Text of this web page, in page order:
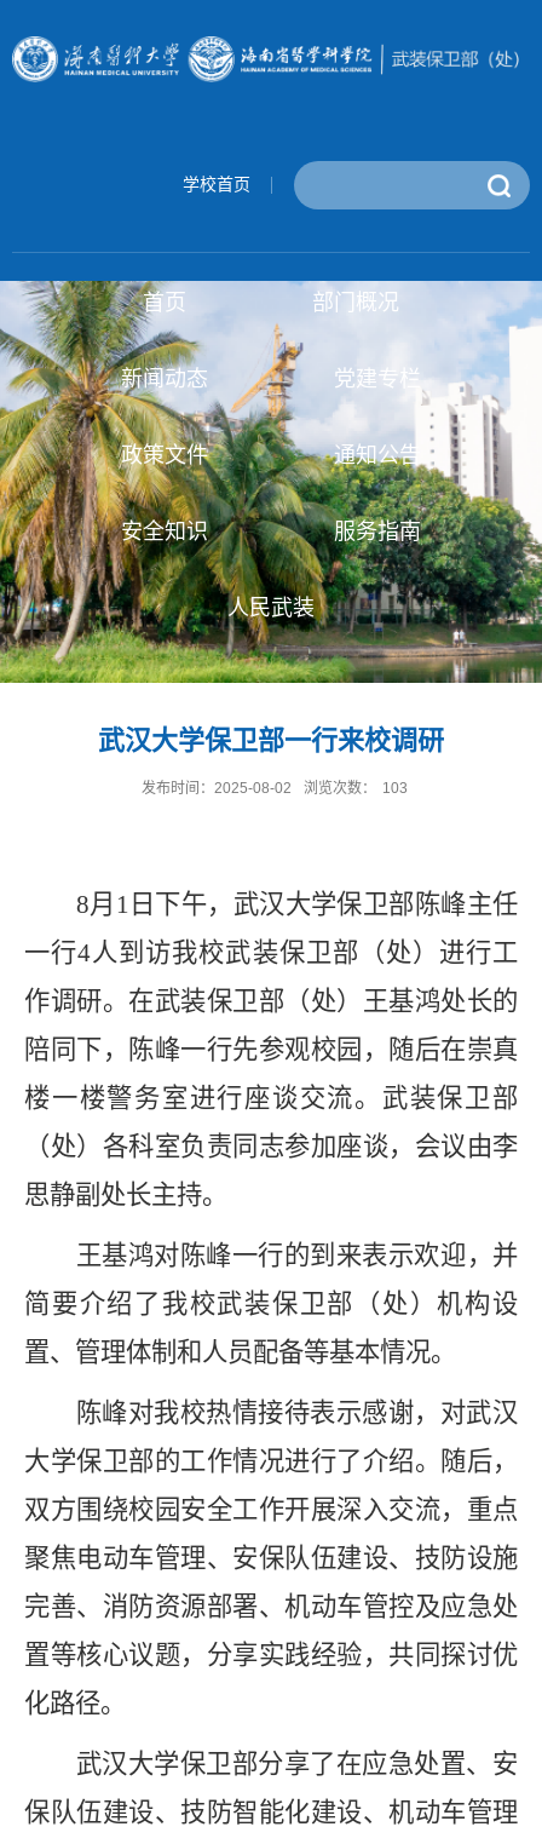
学校首页
首页 部门概况
新闻动态 党建专栏
政策文件 通知公告
安全知识 服务指南
人民武装
武汉大学保卫部一行来校调研
发布时间：2025-08-02 浏览次数： 103
8月1日 下午，武汉大学保卫部 陈峰主任
一行4人到访我校武装保卫部（处） 进行工
作调研。在武装保卫部（处）王基鸿处长的
陪同下，陈峰一行先参观校园，随后在崇真
楼一楼警务室进行座谈交流。 武装保卫部
（处）各科室负责同志参加座谈，会议由李
思静副 处长主持。
王基鸿对 陈峰一行的到来表示欢迎，并
简要介绍了 我校武装保卫部 （处）机构设
置、管理体制和人员配备等基本情况。
陈峰对我校热情接待表示感谢，对武汉
大学保卫部的工作情况进行了介绍。
随后，
双方围绕校园安全工作开展深入交流，重点
聚焦电动车管理、安保队伍建设、技防设施
完善、 消防资源部署、 机动车管控及应急处
置等核心议题，分享实践经验，共同探讨优
化路径。
武汉大学保卫部分享了在应急处置、安
保队伍建设、技防智能化建设、机动车管理